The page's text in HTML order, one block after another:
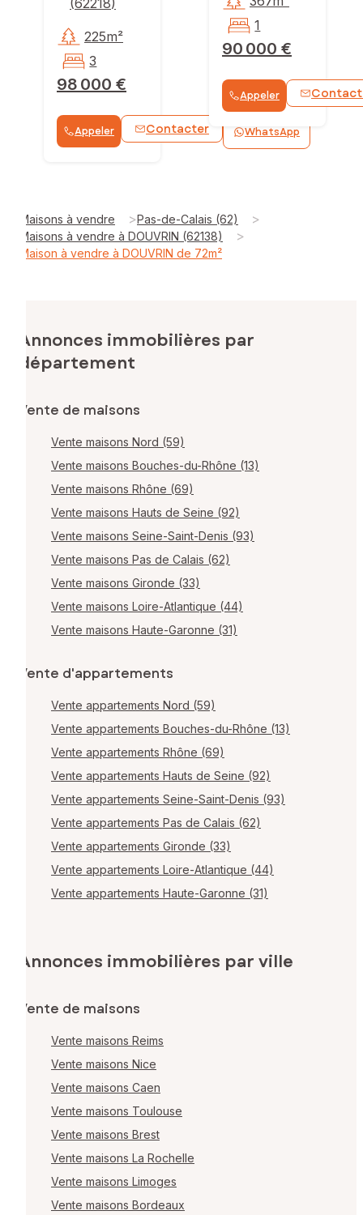
98 000 €
225m²
3
Appeler Contacter WhatsApp
90 000 €
1
Appeler
Maisons à vendre >Pas-de-Calais (62) >
Maisons à vendre à DOUVRIN (62138) >
Maison à vendre à DOUVRIN de 72m²
Annonces immobilières par
département
Vente de maisons
Vente maisons Nord (59)
Vente maisons Bouches-du-Rhône (13)
Vente maisons Rhône (69)
Vente maisons Hauts de Seine (92)
Vente maisons Seine-Saint-Denis (93)
Vente maisons Pas de Calais (62)
Vente maisons Gironde (33)
Vente maisons Loire-Atlantique (44)
Vente maisons Haute-Garonne (31)
Vente d'appartements
Vente appartements Nord (59)
Vente appartements Bouches-du-Rhône (13)
Vente appartements Rhône (69)
Vente appartements Hauts de Seine (92)
Vente appartements Seine-Saint-Denis (93)
Vente appartements Pas de Calais (62)
Vente appartements Gironde (33)
Vente appartements Loire-Atlantique (44)
Vente appartements Haute-Garonne (31)
Annonces immobilières par ville
Vente de maisons
Vente maisons Reims
Vente maisons Nice
Vente maisons Caen
Vente maisons Toulouse
Vente maisons Brest
Vente maisons La Rochelle
Vente maisons Limoges
Vente maisons Bordeaux